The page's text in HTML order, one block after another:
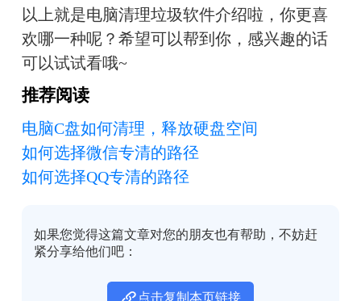
以上就是电脑清理垃圾软件介绍啦，你更喜
欢哪一种呢？希望可以帮到你，感兴趣的话
可以试试看哦~
推荐阅读
电脑C盘如何清理，释放硬盘空间
如何选择微信专清的路径
如何选择QQ专清的路径
如果您觉得这篇文章对您的朋友也有帮助，不妨赶
紧分享给他们吧：
点击复制本页链接